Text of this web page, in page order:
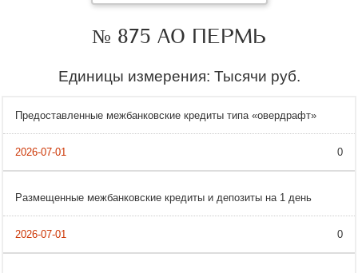
№ 875 АО ПЕРМЬ
Единицы измерения: Тысячи руб.
Предоставленные межбанковские кредиты типа «овердрафт»
0
Размещенные межбанковские кредиты и депозиты на 1 день
0